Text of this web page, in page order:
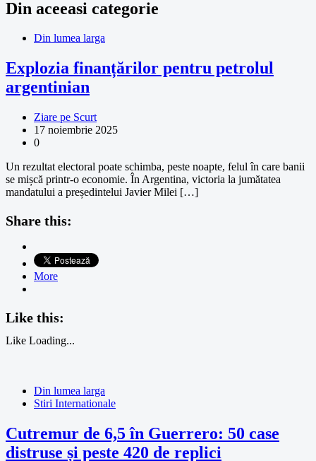
Din aceeasi categorie
Din lumea larga
Explozia finanțărilor pentru petrolul
argentinian
Ziare pe Scurt
17 noiembrie 2025
0
Un rezultat electoral poate schimba, peste noapte, felul în care banii
se mișcă printr-o economie. În Argentina, victoria la jumătatea
mandatului a președintelui Javier Milei […]
Share this:
More
Like this:
Like Loading...
Din lumea larga
Stiri Internationale
Cutremur de 6,5 în Guerrero: 50 case
distruse și peste 420 de replici